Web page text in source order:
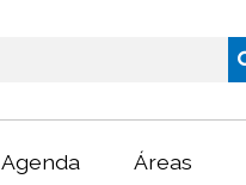
Agenda Áreas